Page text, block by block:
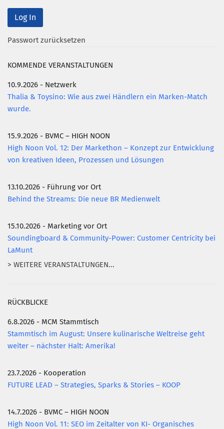
Mitglied werden
Passwort zurücksetzen
KOMMENDE VERANSTALTUNGEN
10.9.2026 - Netzwerk
Thalia & Toysino: Wie aus zwei Händlern ein Marken-Match
wurde.
15.9.2026 - BVMC – HIGH NOON
High Noon Vol. 12: Der Markethon – Konzept zur Entwicklung
von kreativen Ideen, Prozessen und Lösungen
13.10.2026 - Führung vor Ort
Behind the Streams: Die neue BR Medienwelt
15.10.2026 - Marketing vor Ort
Soundingboard & Community-Power: Customer Centricity bei
LaMunt
> WEITERE VERANSTALTUNGEN...
RÜCKBLICKE
6.8.2026 - MCM Stammtisch
Stammtisch im August: Unsere kulinarische Weltreise geht
weiter – nächster Halt: Amerika!
23.7.2026 - Kooperation
FUTURE LEAD – Strategies, Sparks & Stories – KOOP
14.7.2026 - BVMC – HIGH NOON
High Noon Vol. 11: SEO im Zeitalter von KI- Organisches